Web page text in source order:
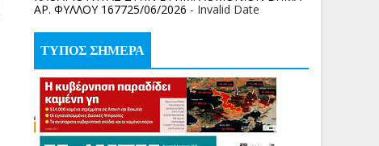
ΑΡ. ΦΥΛΛΟΥ 167725/06/2026 - Invalid Date
ΤΥΠΟΣ ΣΗΜΕΡΑ